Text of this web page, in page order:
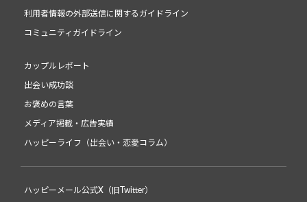
利用者情報の外部送信に関するガイドライン
コミュニティガイドライン
カップルレポート
出会い成功談
お褒めの言葉
メディア掲載・広告実績
ハッピーライフ（出会い・恋愛コラム）
ハッピーメール公式X（旧Twitter）